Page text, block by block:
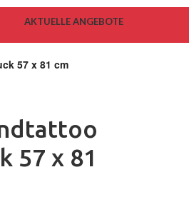
AKTUELLE ANGEBOTE
57 x 81 cm
57 x 81